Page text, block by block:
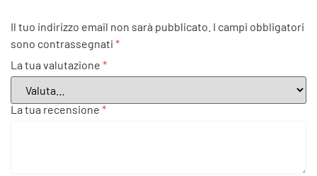
Il tuo indirizzo email non sarà pubblicato. I campi obbligatori
sono contrassegnati *
La tua valutazione *
La tua recensione *